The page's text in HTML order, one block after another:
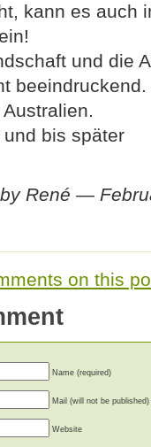
kann es auch
und die
bis später
René —
on this
Name (required)
Mail (will not be published)
Website